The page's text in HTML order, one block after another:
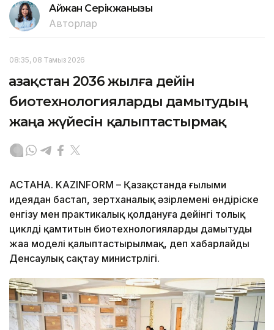
Айжан Серікжанқызы
Авторлар
08:35, 08 Тамыз 2026
Қазақстан 2036 жылға дейін
биотехнологияларды дамытудың
жаңа жүйесін қалыптастырмақ
АСТАНА. KAZINFORM – Қазақстанда ғылыми
идеядан бастап, зертханалық әзірлемені өндіріске
енгізу мен практикалық қолдануға дейінгі толық
циклді қамтитын биотехнологияларды дамытудың
жаңа моделі қалыптастырылмақ, деп хабарлайды
Денсаулық сақтау министрлігі.